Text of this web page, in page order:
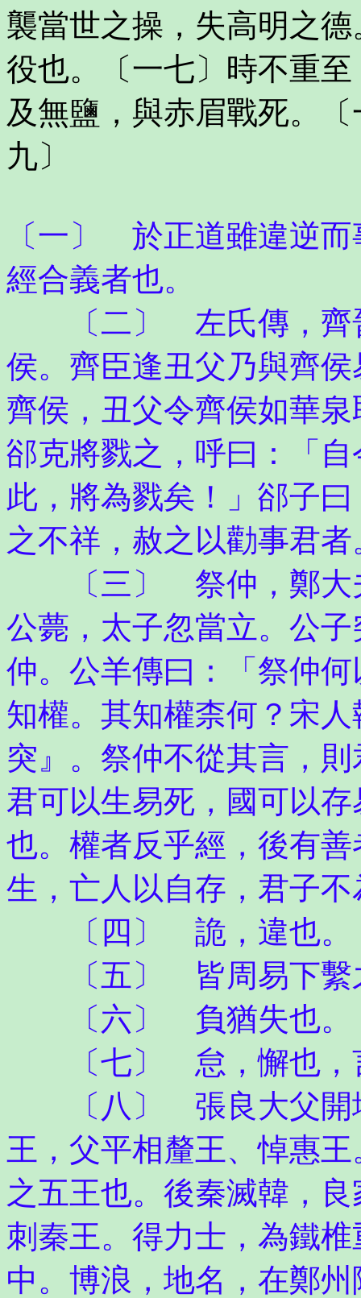
襲當世之操，失高明之
役也。〔一七〕時不重
及無鹽，與赤眉戰死。
九〕
〔一〕 於正道雖違逆
經合義者也。
〔二〕 左氏傳，齊晉
侯。齊臣逢丑父乃與齊
齊侯，丑父令齊侯如華
郤克將戮之，呼曰：「
此，將為戮矣！」郤子
之不祥，赦之以勸事君者
〔三〕 祭仲，鄭大夫
公薨，太子忽當立。公
仲。公羊傳曰：「祭仲
知權。其知權柰何？宋
突』。祭仲不從其言，
君可以生易死，國可以
也。權者反乎經，後有
生，亡人以自存，君子
〔四〕 詭，違也。
〔五〕 皆周易下繫
〔六〕 負猶失也。
〔七〕 怠，懈也，
〔八〕 張良大父開地
王，父平相釐王、悼惠
之五王也。後秦滅韓，
刺秦王。得力士，為鐵
中。博浪，地名，在鄭